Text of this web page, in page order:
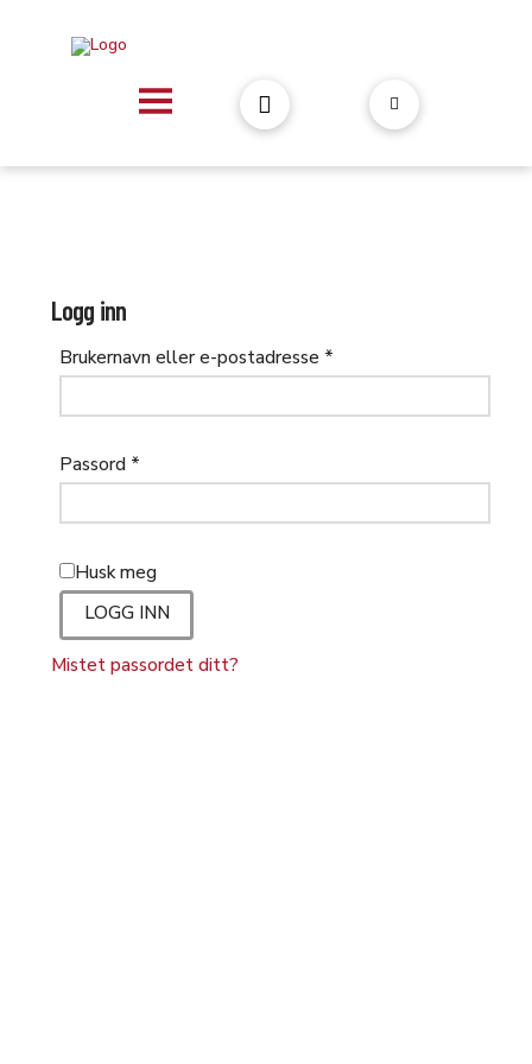
Logg inn
Brukernavn eller e-postadresse *
Passord *
Husk meg
LOGG INN
Mistet passordet ditt?